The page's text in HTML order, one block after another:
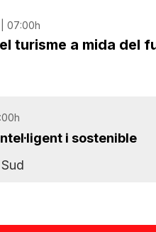
07:00h
turisme a mida del
i sostenible